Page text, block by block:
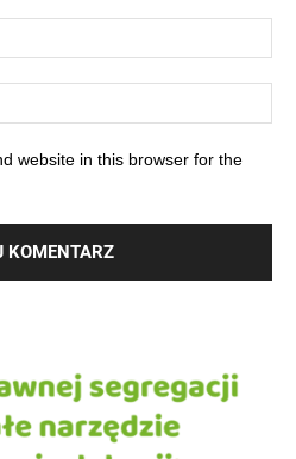
website in this browser for the